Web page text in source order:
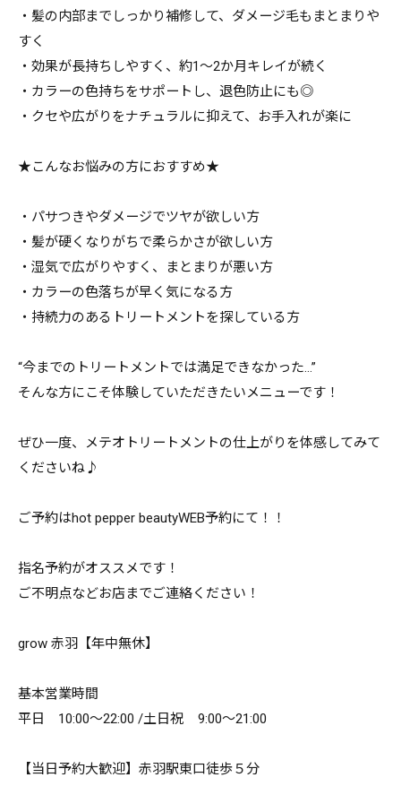
・髪の内部までしっかり補修して、ダメージ毛もまとまりや
すく
・効果が長持ちしやすく、約1～2か月キレイが続く
・カラーの色持ちをサポートし、退色防止にも◎
・クセや広がりをナチュラルに抑えて、お手入れが楽に
★こんなお悩みの方におすすめ★
・パサつきやダメージでツヤが欲しい方
・髪が硬くなりがちで柔らかさが欲しい方
・湿気で広がりやすく、まとまりが悪い方
・カラーの色落ちが早く気になる方
・持続力のあるトリートメントを探している方
“今までのトリートメントでは満足できなかった…”
そんな方にこそ体験していただきたいメニューです！
ぜひ一度、メテオトリートメントの仕上がりを体感してみて
くださいね♪
ご予約はhot pepper beautyWEB予約にて！！
指名予約がオススメです！
ご不明点などお店までご連絡ください！
grow 赤羽【年中無休】
基本営業時間
平日 10:00～22:00 /土日祝 9:00～21:00
【当日予約大歓迎】赤羽駅東口徒歩５分